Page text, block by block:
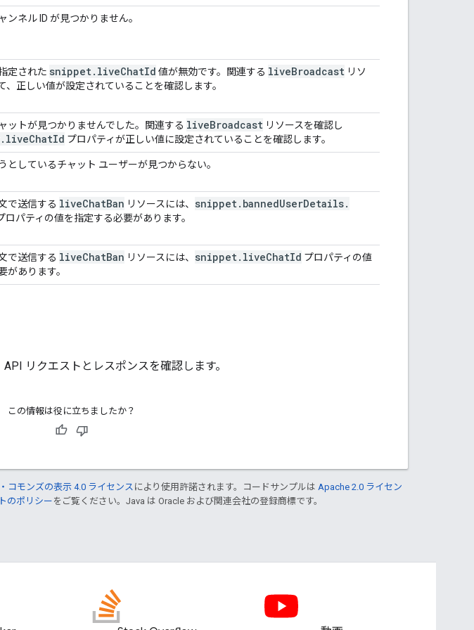
ンネル ID が見つかりません。
定された snippet. liveChatId 値が無効です。関連する liveBroadcast リソ
、正しい値が設定されていることを確認します。
ットが見つかりませんでした。関連する liveBroadcast リソースを確認し
. liveChatId プロパティが正しい値に設定されていることを確認します。
としているチャット ユーザーが見つからない。
で送信する liveChatBan リソースには、 snippet. bannedUserDetails.
ロパティの値を指定する必要があります。
で送信する liveChatBan リソースには、 snippet. liveChatId プロパティの値
があります。
リクエストとレスポンスを確認します。
この情報は役に立ちましたか？
コモンズの表示 4.0 ライセンス により使用許諾されます。コードサンプルは Apache 2.0 ライセン
のポリシーをご覧ください。Java は Oracle および関連会社の登録商標です。